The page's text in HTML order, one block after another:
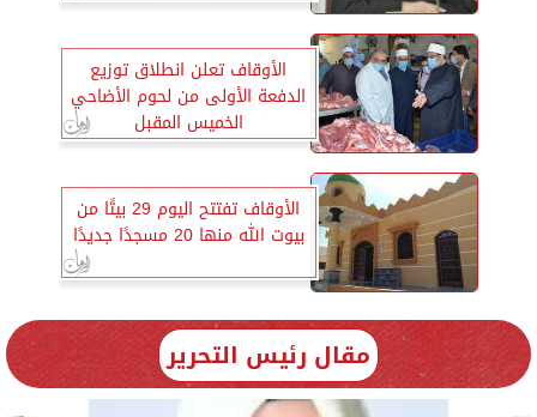
الأوقاف تعلن انطلاق توزيع
الدفعة الأولى من لحوم الأضاحي
الخميس المقبل
الأوقاف تفتتح اليوم 29 بيتًا من
بيوت الله منها 20 مسجدًا جديدًا
مقال رئيس التحرير